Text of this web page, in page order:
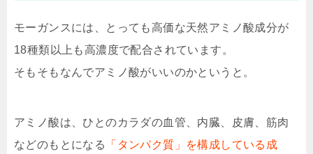
モーガンスには、とっても高価な天然アミノ酸成分が
18種類以上も高濃度で配合されています。
そもそもなんでアミノ酸がいいのかというと。
アミノ酸は、ひとのカラダの血管、内臓、皮膚、筋肉
などのもとになる
「タンパク質」を構成している成